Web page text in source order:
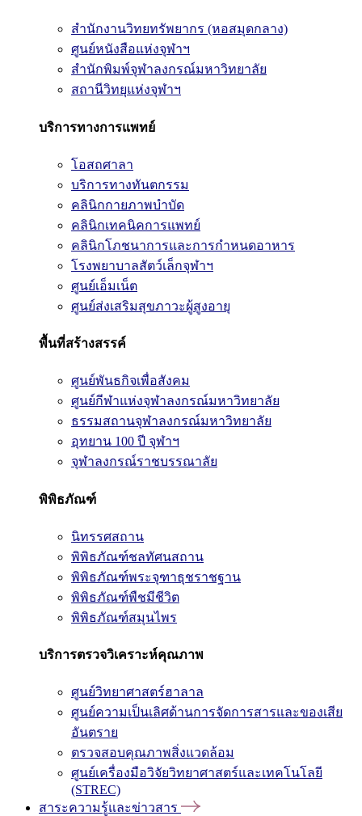
สำนักงานวิทยทรัพยากร (หอสมุดกลาง)
ศูนย์หนังสือแห่งจุฬาฯ
สำนักพิมพ์จุฬาลงกรณ์มหาวิทยาลัย
สถานีวิทยุแห่งจุฬาฯ
บริการทางการแพทย์
โอสถศาลา
บริการทางทันตกรรม
คลินิกกายภาพบำบัด
คลินิกเทคนิคการแพทย์
คลินิกโภชนาการและการกำหนดอาหาร
โรงพยาบาลสัตว์เล็กจุฬาฯ
ศูนย์เอ็มเน็ต
ศูนย์ส่งเสริมสุขภาวะผู้สูงอายุ
พื้นที่สร้างสรรค์
ศูนย์พันธกิจเพื่อสังคม
ศูนย์กีฬาแห่งจุฬาลงกรณ์มหาวิทยาลัย
ธรรมสถานจุฬาลงกรณ์มหาวิทยาลัย
อุทยาน 100 ปี จุฬาฯ
จุฬาลงกรณ์ราชบรรณาลัย
พิพิธภัณฑ์
นิทรรศสถาน
พิพิธภัณฑ์ชลทัศนสถาน
พิพิธภัณฑ์พระจุฑาธุชราชฐาน
พิพิธภัณฑ์พืชมีชีวิต
พิพิธภัณฑ์สมุนไพร
บริการตรวจวิเคราะห์คุณภาพ
ศูนย์วิทยาศาสตร์ฮาลาล
ศูนย์ความเป็นเลิศด้านการจัดการสารและของเสีย
อันตราย
ตรวจสอบคุณภาพสิ่งแวดล้อม
ศูนย์เครื่องมือวิจัยวิทยาศาสตร์และเทคโนโลยี
(STREC)
สาระความรู้และข่าวสาร